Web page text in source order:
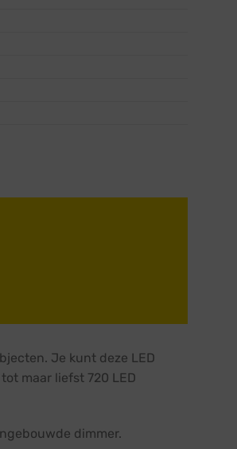
Je kunt deze LED
maar liefst 720 LED
dimmer.